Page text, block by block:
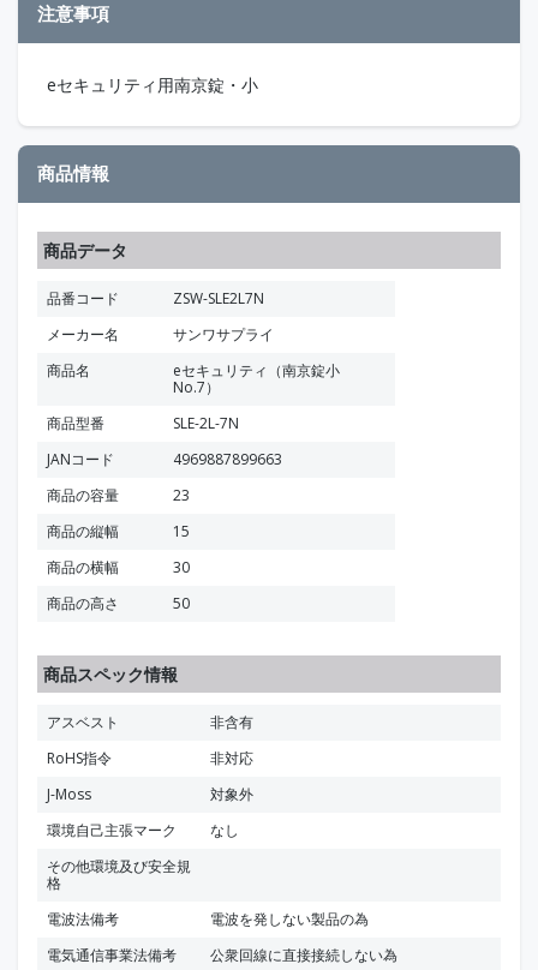
注意事項
eセキュリティ用南京錠・小
商品情報
商品データ
品番コード
ZSW-SLE2L7N
メーカー名
サンワサプライ
商品名
eセキュリティ（南京錠小
No.7）
商品型番
SLE-2L-7N
JANコード
4969887899663
商品の容量
23
商品の縦幅
15
商品の横幅
30
商品の高さ
50
商品スペック情報
アスベスト
非含有
RoHS指令
非対応
J-Moss
対象外
環境自己主張マーク
なし
その他環境及び安全規
格
電波法備考
電波を発しない製品の為
電気通信事業法備考
公衆回線に直接接続しない為